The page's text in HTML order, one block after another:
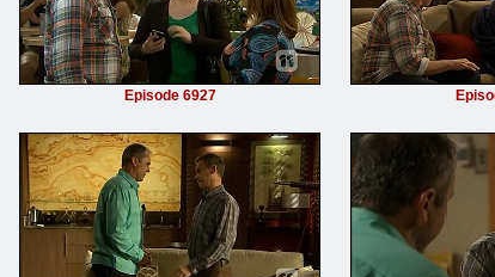
Episode 6927